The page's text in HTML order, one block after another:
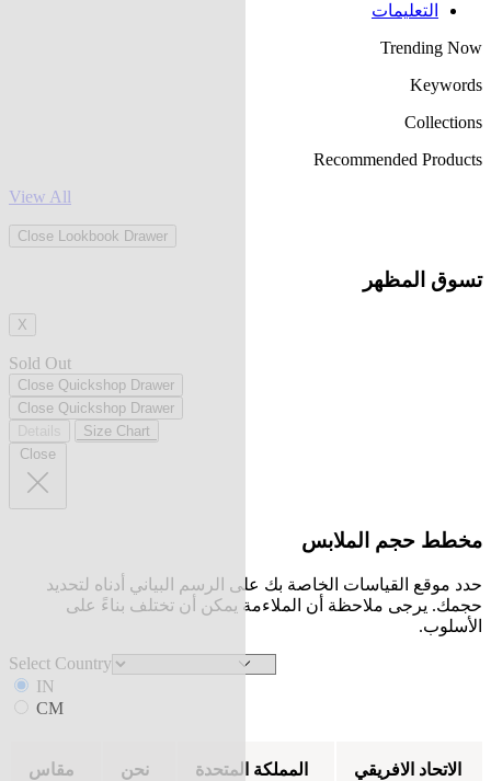
التعليمات
Trending Now
Keywords
Collections
Recommended Products
View All
Close Lookbook Drawer
تسوق المظهر
X
Sold Out
Close Quickshop Drawer
Close Quickshop Drawer
Size Chart
Close
مخطط حجم الملابس
حدد موقع القياسات الخاصة بك على الرسم البياني أدناه لتحديد
حجمك. يرجى ملاحظة أن الملاءمة يمكن أن تختلف بناءً على
الأسلوب.
Select Country
IN
CM
مقاس نحن المملكة المتحدة الاتحاد الافريقي